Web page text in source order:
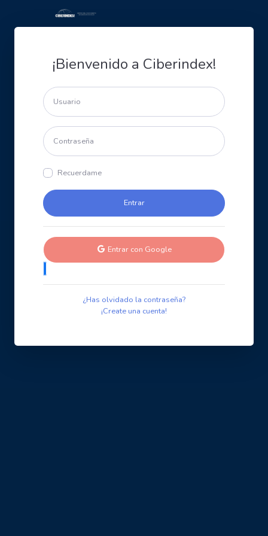
¡Bienvenido a Ciberindex!
Recuerdame
Entrar con Google
¿Has olvidado la contraseña?
¡Create una cuenta!